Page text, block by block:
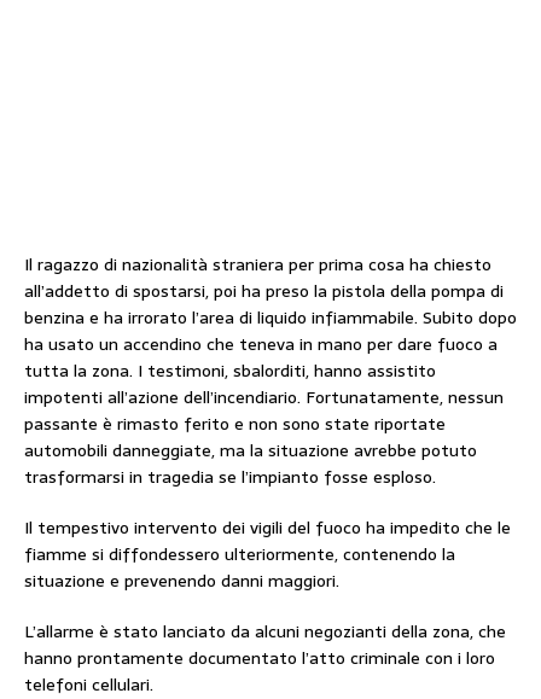
Il ragazzo di nazionalità straniera per prima cosa ha chiesto
all’addetto di spostarsi, poi ha preso la pistola della pompa di
benzina e ha irrorato l’area di liquido infiammabile. Subito dopo
ha usato un accendino che teneva in mano per dare fuoco a
tutta la zona. I testimoni, sbalorditi, hanno assistito
impotenti all’azione dell’incendiario. Fortunatamente, nessun
passante è rimasto ferito e non sono state riportate
automobili danneggiate, ma la situazione avrebbe potuto
trasformarsi in tragedia se l’impianto fosse esploso.
Il tempestivo intervento dei vigili del fuoco ha impedito che le
fiamme si diffondessero ulteriormente, contenendo la
situazione e prevenendo danni maggiori.
L’allarme è stato lanciato da alcuni negozianti della zona, che
hanno prontamente documentato l’atto criminale con i loro
telefoni cellulari.